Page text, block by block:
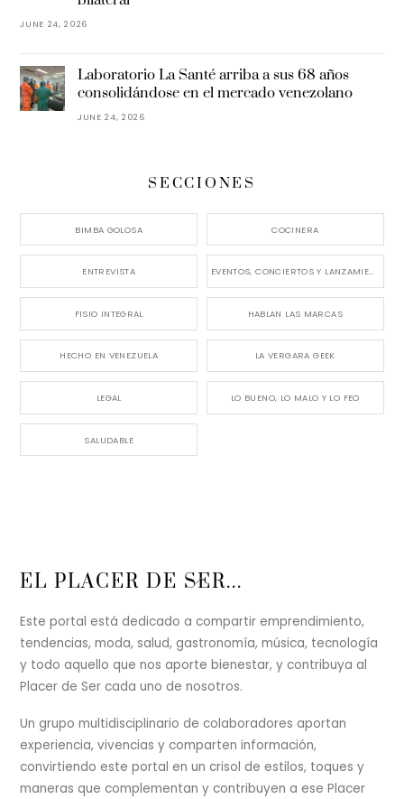
JUNE 24, 2026
Laboratorio La Santé arriba a sus 68 años
consolidándose en el mercado venezolano
JUNE 24, 2026
SECCIONES
BIMBA GOLOSA COCINERA
ENTREVISTA EVENTOS, CONCIERTOS Y LANZAMIENTOS
FISIO INTEGRAL HABLAN LAS MARCAS
HECHO EN VENEZUELA LA VERGARA GEEK
LEGAL LO BUENO, LO MALO Y LO FEO
SALUDABLE
Back
Top
EL PLACER DE SER...
Este portal está dedicado a compartir emprendimiento,
tendencias, moda, salud, gastronomía, música, tecnología
y todo aquello que nos aporte bienestar, y contribuya al
Placer de Ser cada uno de nosotros.
Un grupo multidisciplinario de colaboradores aportan
experiencia, vivencias y comparten información,
convirtiendo este portal en un crisol de estilos, toques y
maneras que complementan y contribuyen a ese Placer